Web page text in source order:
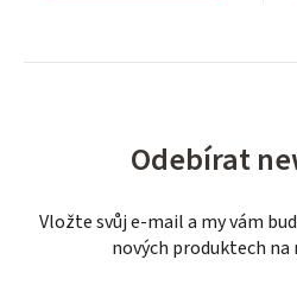
Odebírat
Vložte svůj e-mail a my vám
nových produktech na